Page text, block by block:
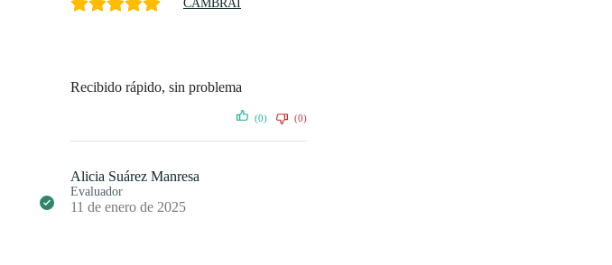
CAMBRAI
Recibido rápido, sin problema
(0) (0)
Alicia Suárez Manresa
Evaluador
11 de enero de 2025